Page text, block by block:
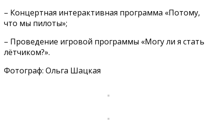
– Концертная интерактивная программа «Потому,
что мы пилоты»;
– Проведение игровой программы «Могу ли я стать
лётчиком?».
Фотограф: Ольга Шацкая